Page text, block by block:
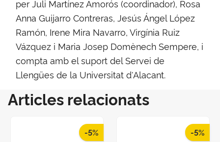
per Juli Martínez Amorós (coordinador), Rosa
Anna Guijarro Contreras, Jesús Ángel López
Ramón, Irene Mira Navarro, Virgínia Ruiz
Vázquez i Maria Josep Domènech Sempere, i
compta amb el suport del Servei de
Llengües de la Universitat d'Alacant.
Articles relacionats
-5% -5%